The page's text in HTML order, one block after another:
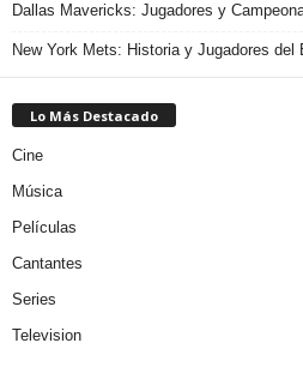
Dallas Mavericks: Jugadores y
New York Mets: Historia y Jugadores del
Lo Más Destacado
Cine
Música
Películas
Cantantes
Series
Television